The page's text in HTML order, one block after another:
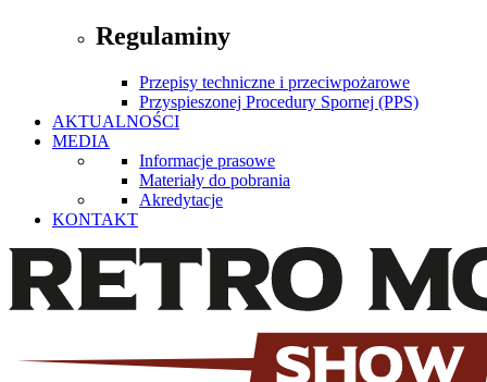
Regulaminy
Przepisy techniczne i przeciwpożarowe
Przyspieszonej Procedury Spornej (PPS)
AKTUALNOŚCI
MEDIA
Informacje prasowe
Materiały do pobrania
Akredytacje
KONTAKT